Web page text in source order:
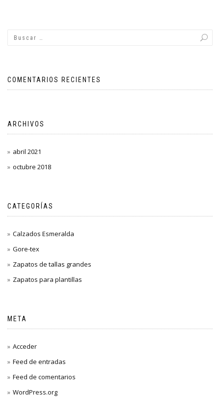
COMENTARIOS RECIENTES
ARCHIVOS
abril 2021
octubre 2018
CATEGORÍAS
Calzados Esmeralda
Gore-tex
Zapatos de tallas grandes
Zapatos para plantillas
META
Acceder
Feed de entradas
Feed de comentarios
WordPress.org